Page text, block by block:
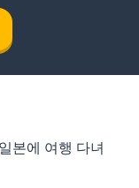
본에 여행 다녀